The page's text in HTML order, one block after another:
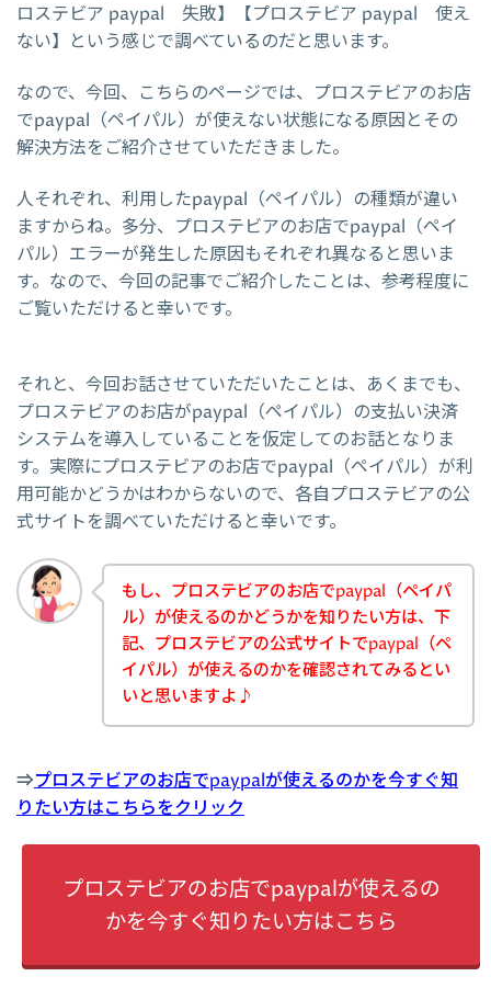
ロステビア paypal 失敗】【プロステビア paypal 使え
ない】という感じで調べているのだと思います。
なので、今回、こちらのページでは、プロステビアのお店
でpaypal（ペイパル）が使えない状態になる原因とその
解決方法をご紹介させていただきました。
人それぞれ、利用したpaypal（ペイパル）の種類が違い
ますからね。多分、プロステビアのお店でpaypal（ペイ
パル）エラーが発生した原因もそれぞれ異なると思いま
す。なので、今回の記事でご紹介したことは、参考程度に
ご覧いただけると幸いです。
それと、今回お話させていただいたことは、あくまでも、
プロステビアのお店がpaypal（ペイパル）の支払い決済
システムを導入していることを仮定してのお話となりま
す。実際にプロステビアのお店でpaypal（ペイパル）が利
用可能かどうかはわからないので、各自プロステビアの公
式サイトを調べていただけると幸いです。
もし、プロステビアのお店でpaypal（ペイパ
ル）が使えるのかどうかを知りたい方は、下
記、プロステビアの公式サイトでpaypal（ペ
イパル）が使えるのかを確認されてみるとい
いと思いますよ♪
⇒プロステビアのお店でpaypalが使えるのかを今すぐ知
りたい方はこちらをクリック
プロステビアのお店でpaypalが使えるの
かを今すぐ知りたい方はこちら